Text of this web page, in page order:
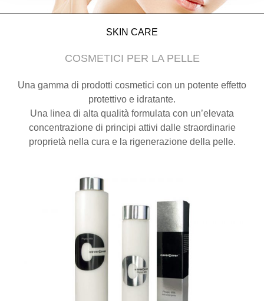
SKIN CARE
COSMETICI PER LA PELLE
Una gamma di prodotti cosmetici con un potente effetto
protettivo e idratante.
Una linea di alta qualità formulata con un’elevata
concentrazione di principi attivi dalle straordinarie
proprietà nella cura e la rigenerazione della pelle.